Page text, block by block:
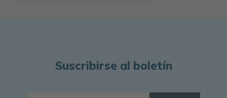
Suscribirse al boletín